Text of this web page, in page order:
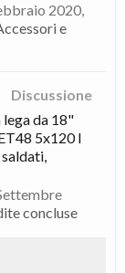
2020,
e
Discussione
da 18"
5x120 I
concluse